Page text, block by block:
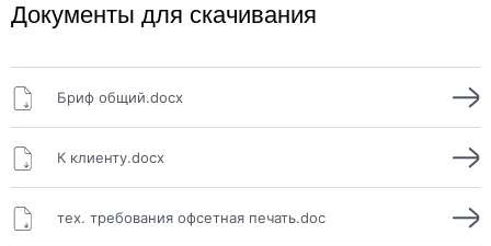
Документы для скачивания
Бриф общий.docx
К клиенту.docx
тех. требования офсетная печать.doc